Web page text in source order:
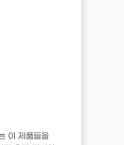
이 제품들을